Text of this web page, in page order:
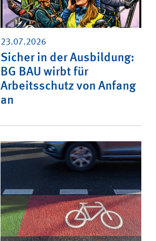
23.07.2026
Sicher in der Ausbildung:
BG BAU wirbt für
Arbeitsschutz von Anfang
an